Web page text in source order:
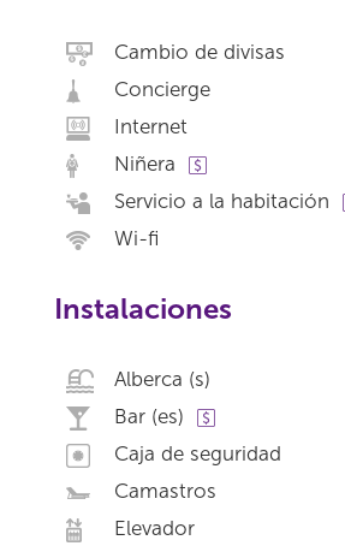
Cambio de divisas
Concierge
Internet
Niñera
Servicio a la habitación
Wi-fi
Instalaciones
Alberca (s)
Bar (es)
Caja de seguridad
Camastros
Elevador